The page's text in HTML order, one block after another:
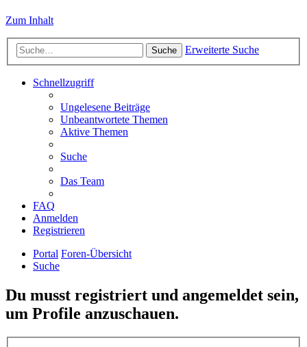
Zum Inhalt
Suche Erweiterte Suche
Schnellzugriff
Ungelesene Beiträge
Unbeantwortete Themen
Aktive Themen
Suche
Das Team
FAQ
Anmelden
Registrieren
Portal Foren-Übersicht
Suche
Du musst registriert und angemeldet sein,
um Profile anzuschauen.